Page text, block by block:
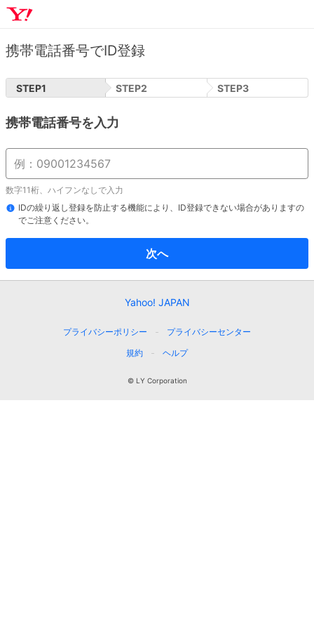
携帯電話番号でID登録
STEP1 STEP2 STEP3
携帯電話番号を入力
数字11桁、ハイフンなしで入力
IDの繰り返し登録を防止する機能により、ID登録できない場合がありますの
でご注意ください。
次へ
Yahoo! JAPAN
プライバシーポリシー
プライバシーセンター
規約
ヘルプ
© LY Corporation